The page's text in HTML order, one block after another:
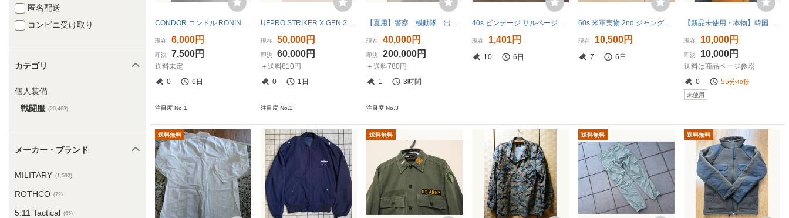
匿名配送
コンビニ受け取り
カテゴリ
個人装備
戦闘服 (20,463)
メーカー・ブランド
MILITARY (1,592)
ROTHCO (72)
5.11 Tactical (65)
CONDOR コンドル RONIN ローニン チェストリグ コヨーテブラウン CB MOLLE タクティカル サバゲー
現在 6,000円
即決 7,500円
送料未定
0
6日
注目度 No.1
UFPRO STRIKER X GEN.2 COMBAT PANTS カラー:BG サイズ:30/32
現在 50,000円
即決 60,000円
＋送料810円
0
1日
注目度 No.2
【夏用】警察 機動隊 出動服 作業服 ワッペン服 上下セット ポリス コスプレ 衣装
現在 40,000円
即決 200,000円
＋送料780円
1
3時間
注目度 No.3
40s ビンテージ サルベージパーカー ガンナースモック ミリタリー U.S.NAVY SALVAGE PARKAアメリカ海軍USN SMOCK アノラック
現在 1,401円
10 6日
60s 米軍実物 2nd ジャングルファティーグ ジャケット ノンリップ ベトナム S-R ARMY ビンテージ ミリタリー スモールショート ジャケット
現在 10,500円
7 6日
【新品未使用・本物】韓国 消防士 実物 シャツ＆ベストセット 半袖 119 官給品 演劇 コスプレ 観賞用 コレクション
現在 10,000円
即決 10,000円
送料は商品ページ参照
0
55分39秒
未使用
送料無料 送料無料 送料無料 送料無料